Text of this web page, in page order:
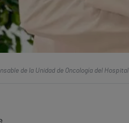
de la Unidad de Oncología del